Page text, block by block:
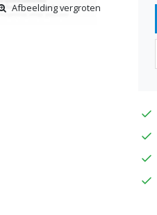
Afbeelding vergroten